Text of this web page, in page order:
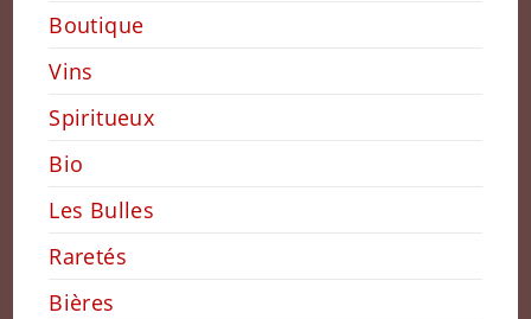
Boutique
Vins
Spiritueux
Bio
Les Bulles
Raretés
Bières